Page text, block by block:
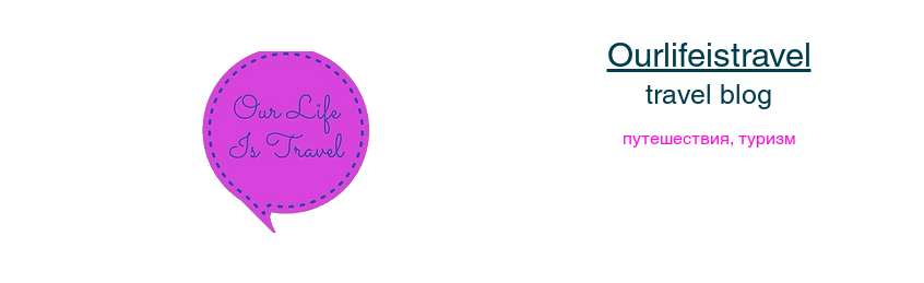
Ourlifeistravel
travel blog
путешествия, туризм